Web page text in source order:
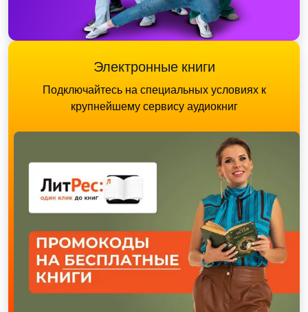
Электронные книги
Подключайтесь на специальных условиях к
крупнейшему сервису аудиокниг